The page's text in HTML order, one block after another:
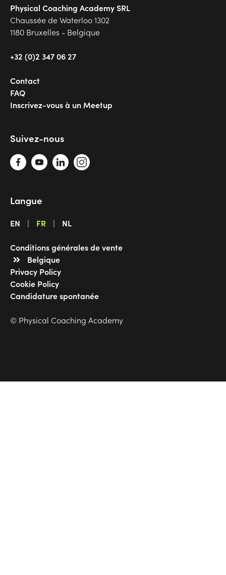
Physical Coaching Academy SRL
Chaussée de Waterloo 1302
1180 Bruxelles - Belgique
+32 (0)2 347 06 27
Contact
FAQ
Inscrivez-vous à un Meetup
Suivez-nous
Langue
EN FR NL
Conditions générales de vente
Belgique
Privacy Policy
Cookie Policy
Candidature spontanée
© Physical Coaching Academy